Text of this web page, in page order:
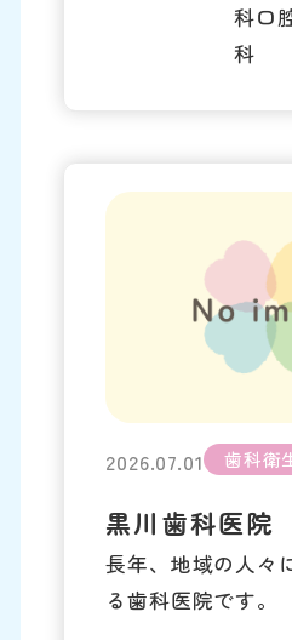
科口
科
2026.07.01 歯科衛
黒川歯科医院
長年、地域の人々
る歯科医院です。